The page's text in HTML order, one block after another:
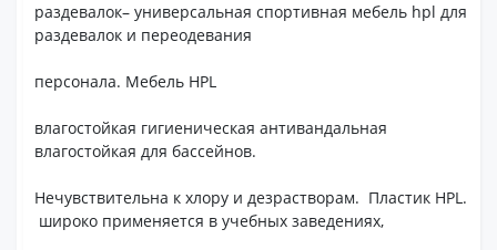
раздевалок– универсальная спортивная мебель hpl для
раздевалок и переодевания
персонала. Мебель HPL
влагостойкая гигиеническая антивандальная
влагостойкая для бассейнов.
Нечувствительна к хлору и дезрастворам. Пластик HPL.
широко применяется в учебных заведениях,